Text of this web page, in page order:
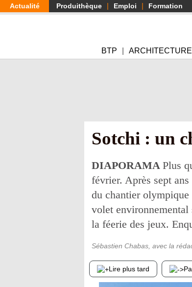
Aller
au
Actualité Produithèque Emploi Formation
BTP
Sotchi : un
DIAPORAMA Plus
février. Après sept
du chantier
volet
la féerie des jeux.
Sébastien Chabas, avec la
Lire plus tard